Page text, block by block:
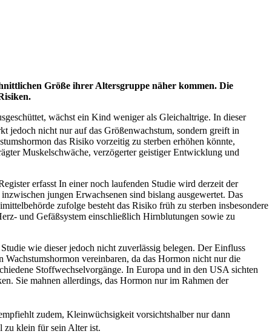
Größe ihrer Altersgruppe näher kommen. Die
wächst ein Kind weniger als Gleichaltrige. In dieser
jedoch nicht nur auf das Größenwachstum, sondern greift in
das Risiko vorzeitig zu sterben erhöhen könnte,
Muskelschwäche, verzögerter geistiger Entwicklung und
erfasst In einer noch laufenden Studie wird derzeit der
jungen Erwachsenen sind bislang ausgewertet. Das
zufolge besteht das Risiko früh zu sterben insbesondere
und Gefäßsystem einschließlich Hirnblutungen sowie zu
wie dieser jedoch nicht zuverlässig belegen. Der Einfluss
vereinbaren, da das Hormon nicht nur die
Stoffwechselvorgänge. In Europa und in den USA sichten
Sie mahnen allerdings, das Hormon nur im Rahmen der
zudem, Kleinwüchsigkeit vorsichtshalber nur dann
zu klein für sein Alter ist.